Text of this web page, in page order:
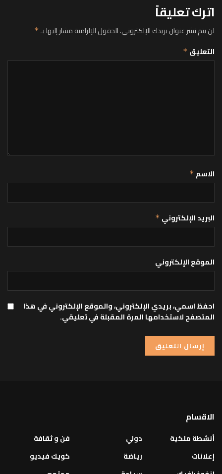
اترك تعليقاً
لن يتم نشر عنوان بريدك الإلكتروني.الحقول الإلزامية مشار إليها بـ*
التعليق *
الاسم *
البريد الإلكتروني *
الموقع الإلكتروني
احفظ اسمي، بريدي الإلكتروني، والموقع الإلكتروني في هذا
المتصفح لاستخدامها المرة المقبلة في تعليقي.
الاقسام
أنشطة ملكية
إعلانات
دولي
رياضة
فن و ثقافة
كويك فيديو